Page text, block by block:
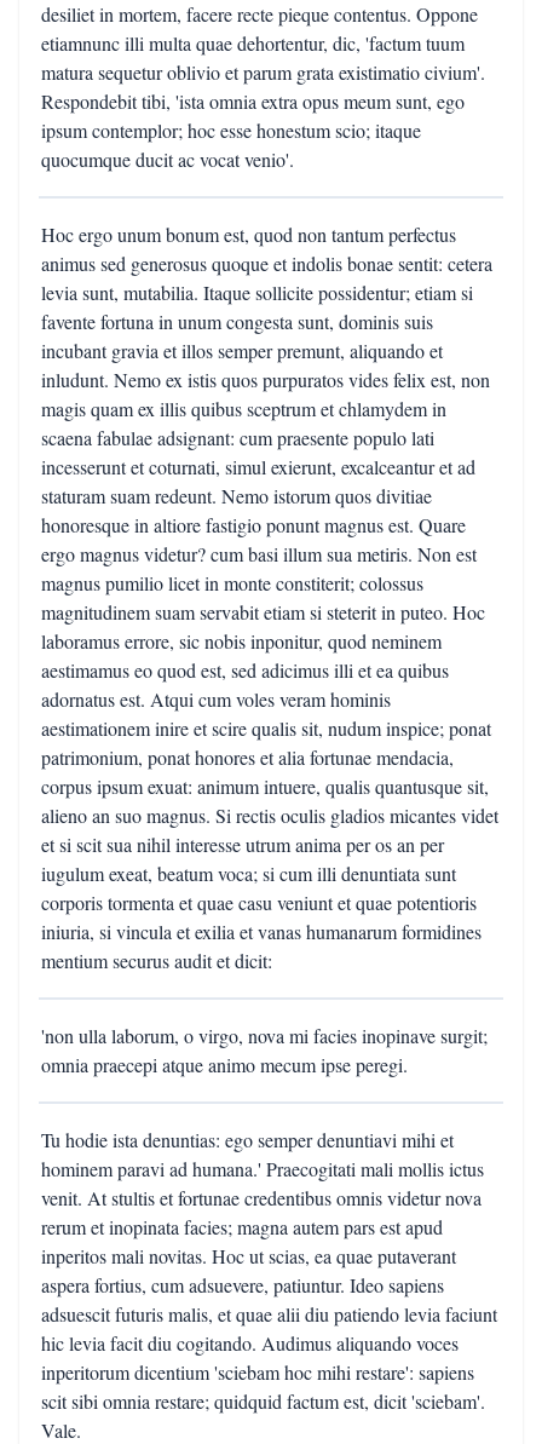
desiliet in mortem, facere recte pieque contentus. Oppone
etiamnunc illi multa quae dehortentur, dic, 'factum tuum
matura sequetur oblivio et parum grata existimatio civium'.
Respondebit tibi, 'ista omnia extra opus meum sunt, ego
ipsum contemplor; hoc esse honestum scio; itaque
quocumque ducit ac vocat venio'.
Hoc ergo unum bonum est, quod non tantum perfectus
animus sed generosus quoque et indolis bonae sentit: cetera
levia sunt, mutabilia. Itaque sollicite possidentur; etiam si
favente fortuna in unum congesta sunt, dominis suis
incubant gravia et illos semper premunt, aliquando et
inludunt. Nemo ex istis quos purpuratos vides felix est, non
magis quam ex illis quibus sceptrum et chlamydem in
scaena fabulae adsignant: cum praesente populo lati
incesserunt et coturnati, simul exierunt, excalceantur et ad
staturam suam redeunt. Nemo istorum quos divitiae
honoresque in altiore fastigio ponunt magnus est. Quare
ergo magnus videtur? cum basi illum sua metiris. Non est
magnus pumilio licet in monte constiterit; colossus
magnitudinem suam servabit etiam si steterit in puteo. Hoc
laboramus errore, sic nobis inponitur, quod neminem
aestimamus eo quod est, sed adicimus illi et ea quibus
adornatus est. Atqui cum voles veram hominis
aestimationem inire et scire qualis sit, nudum inspice; ponat
patrimonium, ponat honores et alia fortunae mendacia,
corpus ipsum exuat: animum intuere, qualis quantusque sit,
alieno an suo magnus. Si rectis oculis gladios micantes videt
et si scit sua nihil interesse utrum anima per os an per
iugulum exeat, beatum voca; si cum illi denuntiata sunt
corporis tormenta et quae casu veniunt et quae potentioris
iniuria, si vincula et exilia et vanas humanarum formidines
mentium securus audit et dicit:
'non ulla laborum, o virgo, nova mi facies inopinave surgit;
omnia praecepi atque animo mecum ipse peregi.
Tu hodie ista denuntias: ego semper denuntiavi mihi et
hominem paravi ad humana.' Praecogitati mali mollis ictus
venit. At stultis et fortunae credentibus omnis videtur nova
rerum et inopinata facies; magna autem pars est apud
inperitos mali novitas. Hoc ut scias, ea quae putaverant
aspera fortius, cum adsuevere, patiuntur. Ideo sapiens
adsuescit futuris malis, et quae alii diu patiendo levia faciunt
hic levia facit diu cogitando. Audimus aliquando voces
inperitorum dicentium 'sciebam hoc mihi restare': sapiens
scit sibi omnia restare; quidquid factum est, dicit 'sciebam'.
Vale.